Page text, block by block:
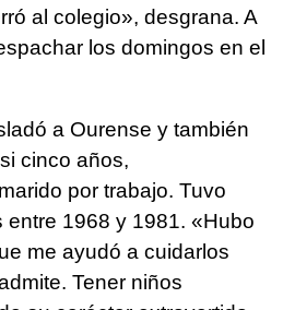
al colegio», desgrana. A
los domingos en el
a Ourense y también
cinco años,
por trabajo. Tuvo
entre 1968 y 1981. «Hubo
me ayudó a cuidarlos
Tener niños